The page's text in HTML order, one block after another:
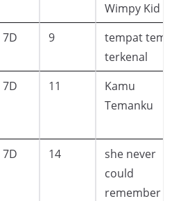
Wimpy Kid
7D 9
tempat
terkenal
7D 11
Kamu
Temanku
7D 14
she never
could
remember